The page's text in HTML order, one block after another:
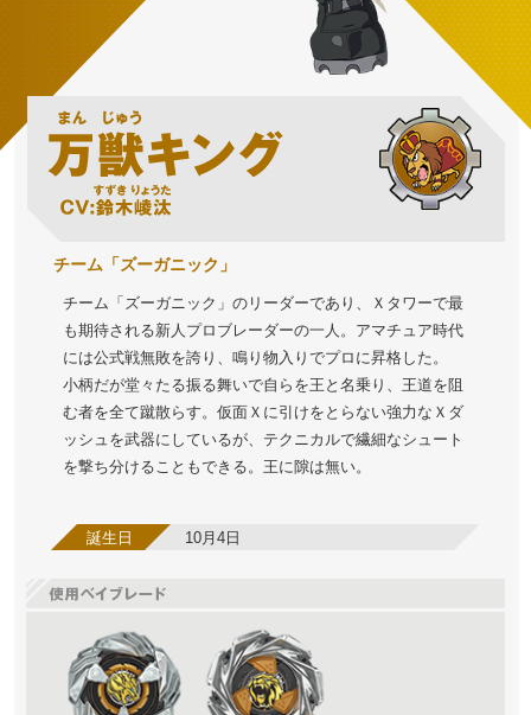
チーム「ズーガニック」
チーム「ズーガニック」のリーダーであり、Ｘタワーで最
も期待される新人プロブレーダーの一人。アマチュア時代
には公式戦無敗を誇り、鳴り物入りでプロに昇格した。
小柄だが堂々たる振る舞いで自らを王と名乗り、王道を阻
む者を全て蹴散らす。仮面Ｘに引けをとらない強力なＸダ
ッシュを武器にしているが、テクニカルで繊細なシュート
を撃ち分けることもできる。王に隙は無い。
誕生日 10月4日